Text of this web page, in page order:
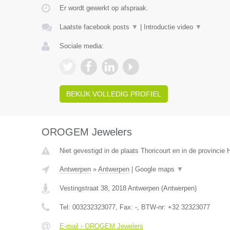
Er wordt gewerkt op afspraak.
Laatste facebook posts ▼ Introductie video ▼
Sociale media:
BEKIJK VOLLEDIG PROFIEL
OROGEM Jewelers
Niet gevestigd in de plaats Thoricourt en in de provincie
Antwerpen» Antwerpen| Google maps ▼
Vestingstraat 38, 2018 Antwerpen(Antwerpen)
Tel: 003232323077, Fax: -, BTW-nr: +32 32323077
E-mail › OROGEM Jewelers